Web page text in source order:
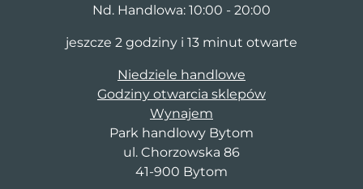
Nd. Handlowa: 10:00 - 20:00
jeszcze 2 godziny i 13 minut otwarte
Niedziele handlowe
Godziny otwarcia sklepów
Wynajem
Park handlowy Bytom
ul. Chorzowska 86
41-900 Bytom